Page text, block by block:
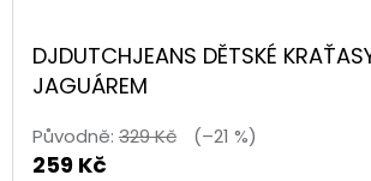
DJDUTCHJEANS DĚTSKÉ
JAGUÁREM
Původně: 329 Kč (–21 %)
259 Kč